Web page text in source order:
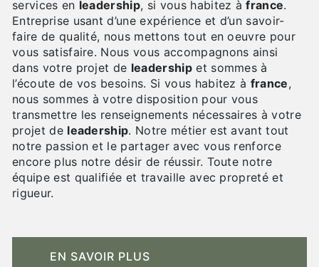
services en leadership, si vous habitez àfrance.
Entreprise usant d’une expérience et d’un savoir-
faire de qualité, nous mettons tout en oeuvre pour
vous satisfaire. Nous vous accompagnons ainsi
dans votre projet de leadershipet sommes à
l’écoute de vos besoins. Si vous habitez à france,
nous sommes à votre disposition pour vous
transmettre les renseignements nécessaires à votre
projet de leadership. Notre métier est avant tout
notre passion et le partager avec vous renforce
encore plus notre désir de réussir. Toute notre
équipe est qualifiée et travaille avec propreté et
rigueur.
EN SAVOIR PLUS